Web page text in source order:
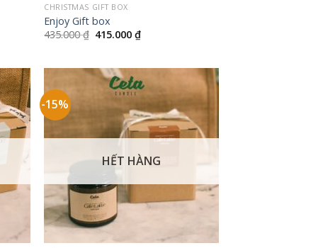
CHRISTMAS GIFT BOX
Enjoy Gift box
435.000₫ Giá
415.000₫Giá
-15%
+
HẾT HÀNG